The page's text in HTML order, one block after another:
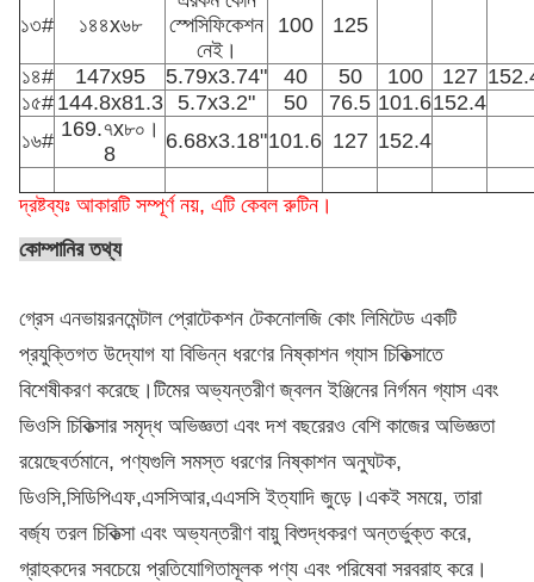
১৩# ১৪৪x৬৮
স্পেসিফিকেশন
নেই।
100 125
১৪# 147x95 5.79x3.74" 40 50 100 127
১৫# 144.8x81.3 5.7x3.2" 50 76.5 101.6152.4
১৬# 169.৭x৮০।
8
6.68x3.18"101.6 127 152.4
দ্রষ্টব্যঃ আকারটি সম্পূর্ণ নয়, এটি কেবল রুটিন।
কোম্পানির তথ্য
গ্রেস এনভায়রনমেন্টাল প্রোটেকশন টেকনোলজি কোং লিমিটেড একটি
প্রযুক্তিগত উদ্যোগ যা বিভিন্ন ধরণের নিষ্কাশন গ্যাস চিকিত্সাতে
বিশেষীকরণ করেছে।টিমের অভ্যন্তরীণ জ্বলন ইঞ্জিনের নির্গমন গ্যাস এবং
ভিওসি চিকিত্সার সমৃদ্ধ অভিজ্ঞতা এবং দশ বছরেরও বেশি কাজের অভিজ্ঞতা
রয়েছেবর্তমানে, পণ্যগুলি সমস্ত ধরণের নিষ্কাশন অনুঘটক,
ডিওসি,সিডিপিএফ,এসসিআর,এএসসি ইত্যাদি জুড়ে।একই সময়ে, তারা
বর্জ্য তরল চিকিত্সা এবং অভ্যন্তরীণ বায়ু বিশুদ্ধকরণ অন্তর্ভুক্ত করে,
গ্রাহকদের সবচেয়ে প্রতিযোগিতামূলক পণ্য এবং পরিষেবা সরবরাহ করে।